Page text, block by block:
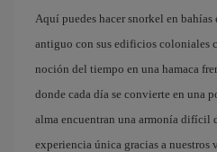
Aquí puedes hacer snorkel en bahías
antiguo con sus edificios coloniales
noción del tiempo en una hamaca
donde cada día se convierte en una
alma encuentran una armonía difícil
experiencia única gracias a nuestros